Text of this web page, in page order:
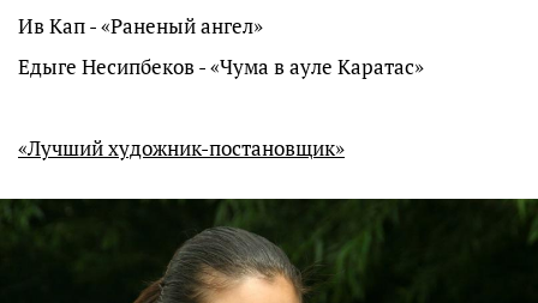
Ив Кап - «Раненый ангел»
Едыге Несипбеков - «Чума в ауле Каратас»
«Лучший художник-постановщик»